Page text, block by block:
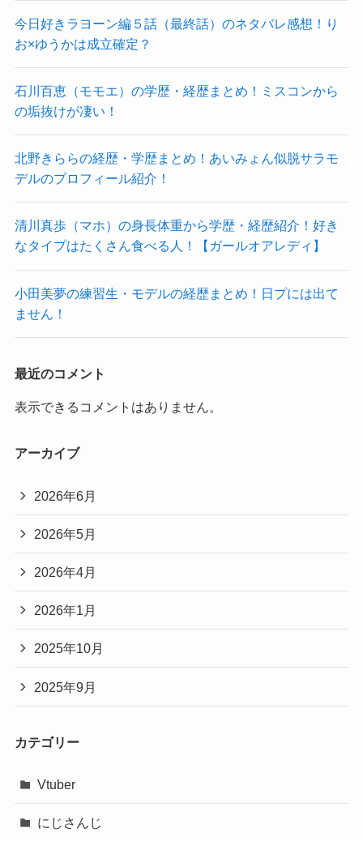
今日好きラヨーン編５話（最終話）のネタバレ感想！り
お×ゆうかは成立確定？
石川百恵（モモエ）の学歴・経歴まとめ！ミスコンから
の垢抜けが凄い！
北野きららの経歴・学歴まとめ！あいみょん似脱サラモ
デルのプロフィール紹介！
清川真歩（マホ）の身長体重から学歴・経歴紹介！好き
なタイプはたくさん食べる人！【ガールオアレディ】
小田美夢の練習生・モデルの経歴まとめ！日プには出て
ません！
最近のコメント
表示できるコメントはありません。
アーカイブ
2026年6月
2026年5月
2026年4月
2026年1月
2025年10月
2025年9月
カテゴリー
Vtuber
にじさんじ